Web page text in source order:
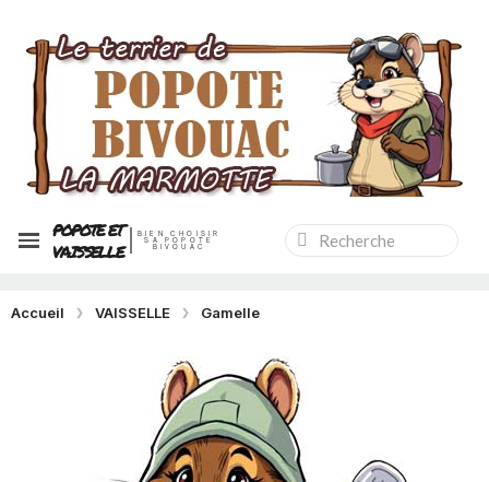
POPOTE ET
VAISSELLE
BIEN CHOISIR
SA POPOTE
BIVOUAC
Accueil VAISSELLE Gamelle